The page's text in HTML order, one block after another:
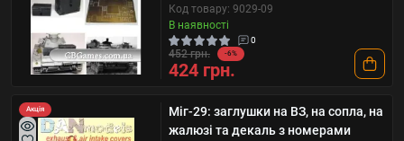
Код товару: 9029-09
В наявності
0
452 грн. -6%
424 грн.
Акція
Міг-29: заглушки на ВЗ, на сопла, на
жалюзі та декаль з номерами